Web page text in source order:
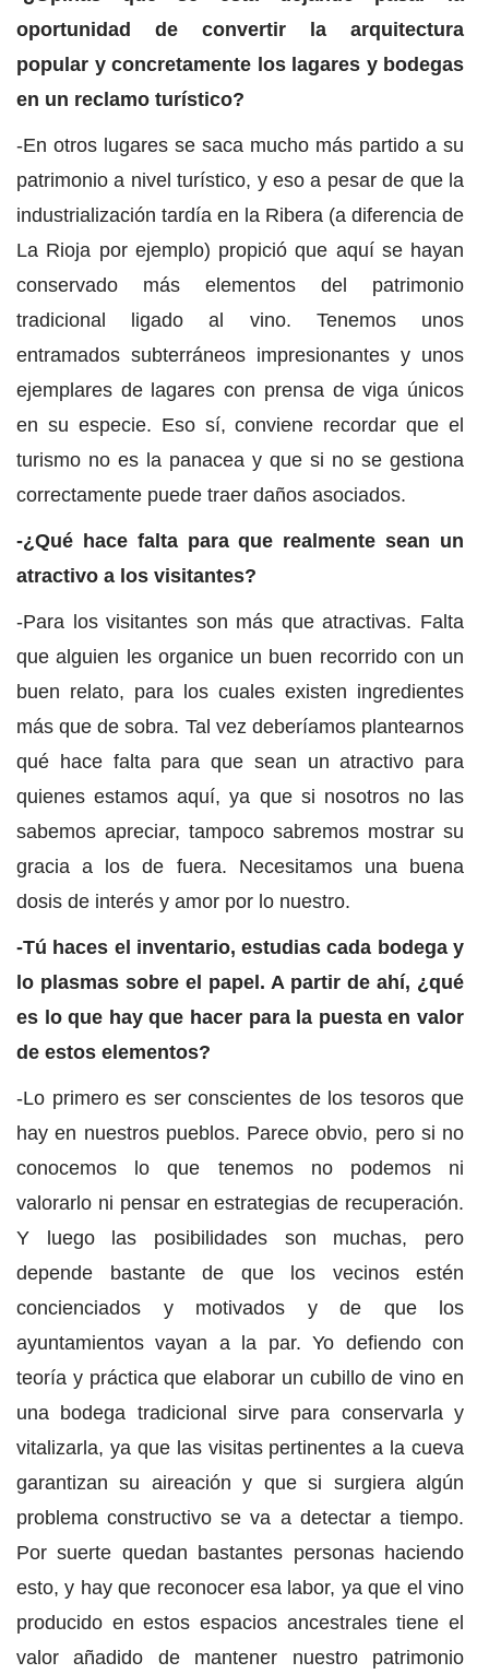
oportunidad de convertir la arquitectura
popular y concretamente los lagares y bodegas
en un reclamo turístico?
-En otros lugares se saca mucho más partido a su
patrimonio a nivel turístico, y eso a pesar de que la
industrialización tardía en la Ribera (a diferencia de
La Rioja por ejemplo) propició que aquí se hayan
conservado más elementos del patrimonio
tradicional ligado al vino. Tenemos unos
entramados subterráneos impresionantes y unos
ejemplares de lagares con prensa de viga únicos
en su especie. Eso sí, conviene recordar que el
turismo no es la panacea y que si no se gestiona
correctamente puede traer daños asociados.
-¿Qué hace falta para que realmente sean un
atractivo a los visitantes?
-Para los visitantes son más que atractivas. Falta
que alguien les organice un buen recorrido con un
buen relato, para los cuales existen ingredientes
más que de sobra. Tal vez deberíamos plantearnos
qué hace falta para que sean un atractivo para
quienes estamos aquí, ya que si nosotros no las
sabemos apreciar, tampoco sabremos mostrar su
gracia a los de fuera. Necesitamos una buena
dosis de interés y amor por lo nuestro.
-Tú haces el inventario, estudias cada bodega y
lo plasmas sobre el papel. A partir de ahí, ¿qué
es lo que hay que hacer para la puesta en valor
de estos elementos?
-Lo primero es ser conscientes de los tesoros que
hay en nuestros pueblos. Parece obvio, pero si no
conocemos lo que tenemos no podemos ni
valorarlo ni pensar en estrategias de recuperación.
Y luego las posibilidades son muchas, pero
depende bastante de que los vecinos estén
concienciados y motivados y de que los
ayuntamientos vayan a la par. Yo defiendo con
teoría y práctica que elaborar un cubillo de vino en
una bodega tradicional sirve para conservarla y
vitalizarla, ya que las visitas pertinentes a la cueva
garantizan su aireación y que si surgiera algún
problema constructivo se va a detectar a tiempo.
Por suerte quedan bastantes personas haciendo
esto, y hay que reconocer esa labor, ya que el vino
producido en estos espacios ancestrales tiene el
valor añadido de mantener nuestro patrimonio